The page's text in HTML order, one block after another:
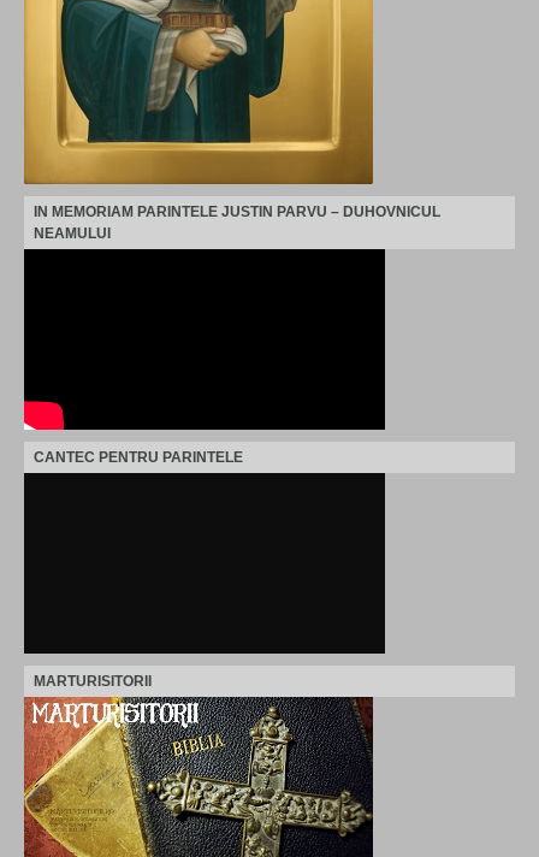
IN MEMORIAM PARINTELE JUSTIN PARVU – DUHOVNICUL
NEAMULUI
CANTEC PENTRU PARINTELE
MARTURISITORII